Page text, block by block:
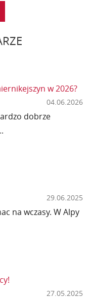
w 2026?
04.06.2026
dobrze
29.06.2025
na wczasy. W Alpy
27.05.2025